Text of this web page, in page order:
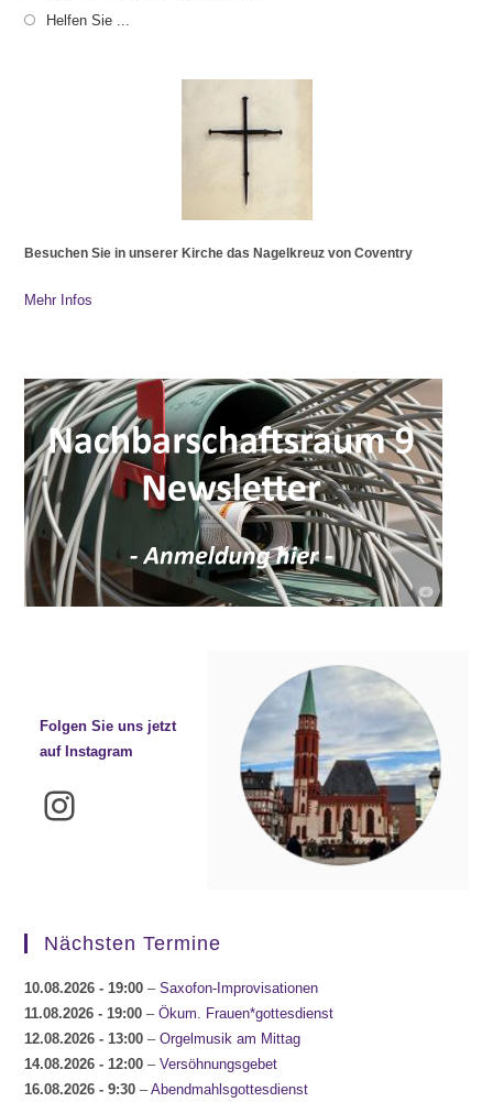
Helfen Sie ...
Besuchen Sie in unserer Kirche das Nagelkreuz von Coventry
Mehr Infos
Folgen Sie uns jetzt
auf Instagram
Instagram
Nächsten Termine
10.08.2026 - 19:00 –Saxofon-Improvisationen
11.08.2026 - 19:00 –Ökum. Frauen*gottesdienst
12.08.2026 - 13:00 –Orgelmusik am Mittag
14.08.2026 - 12:00 –Versöhnungsgebet
16.08.2026 - 9:30 –Abendmahlsgottesdienst